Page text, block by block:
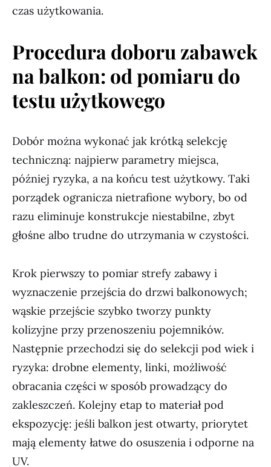
czas użytkowania.
Procedura doboru zabawek
na balkon: od pomiaru do
testu użytkowego
Dobór można wykonać jak krótką selekcję
techniczną: najpierw parametry miejsca,
później ryzyka, a na końcu test użytkowy. Taki
porządek ogranicza nietrafione wybory, bo od
razu eliminuje konstrukcje niestabilne, zbyt
głośne albo trudne do utrzymania w czystości.
Krok pierwszy to pomiar strefy zabawy i
wyznaczenie przejścia do drzwi balkonowych;
wąskie przejście szybko tworzy punkty
kolizyjne przy przenoszeniu pojemników.
Następnie przechodzi się do selekcji pod wiek i
ryzyka: drobne elementy, linki, możliwość
obracania części w sposób prowadzący do
zakleszczeń. Kolejny etap to materiał pod
ekspozycję: jeśli balkon jest otwarty, priorytet
mają elementy łatwe do osuszenia i odporne na
UV.